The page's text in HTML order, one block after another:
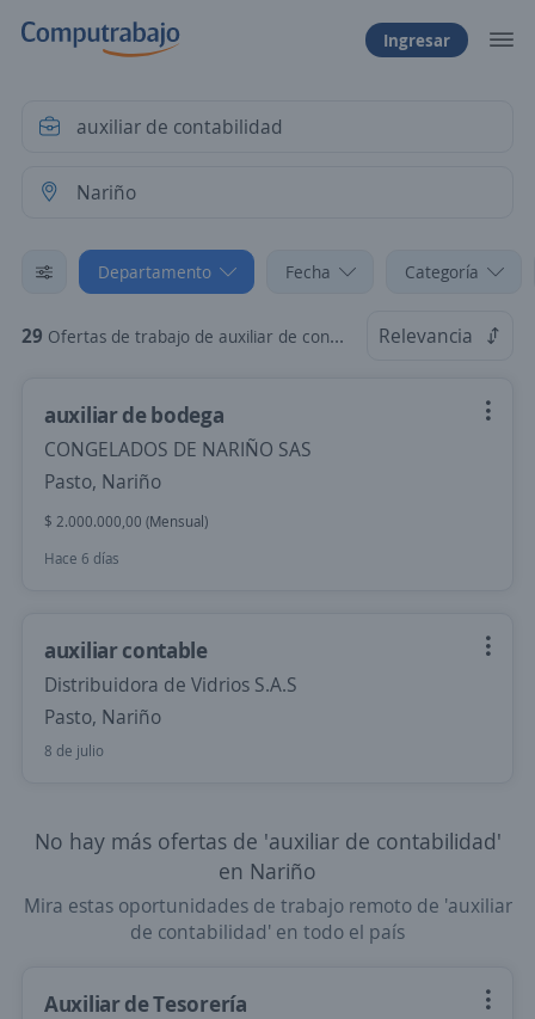
Ingresar
Departamento Fecha Categoría
29 Ofertas de trabajo de auxiliar de contabilidad en Nariño Relevancia
auxiliar de bodega
CONGELADOS DE NARIÑO SAS
Pasto, Nariño
$ 2.000.000,00 (Mensual)
Hace 6 días
auxiliar contable
Distribuidora de Vidrios S.A.S
Pasto, Nariño
8 de julio
No hay más ofertas de 'auxiliar de contabilidad'
en Nariño
Mira estas oportunidades de trabajo remoto de 'auxiliar
de contabilidad' en todo el país
Auxiliar de Tesorería